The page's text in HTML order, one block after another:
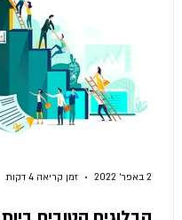
2 באפר׳ 2022 זמן קריאה 4 דקות